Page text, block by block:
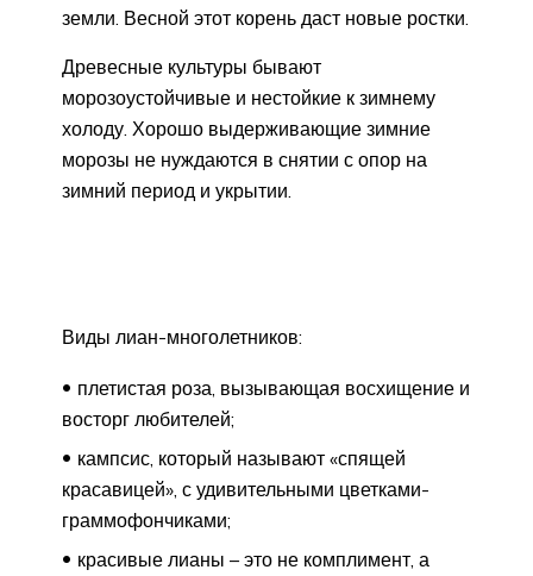
земли. Весной этот корень даст новые ростки.
Древесные культуры бывают
морозоустойчивые и нестойкие к зимнему
холоду. Хорошо выдерживающие зимние
морозы не нуждаются в снятии с опор на
зимний период и укрытии.
Виды лиан-многолетников:
плетистая роза, вызывающая восхищение и
восторг любителей;
кампсис, который называют «спящей
красавицей», с удивительными цветками-
граммофончиками;
красивые лианы – это не комплимент, а